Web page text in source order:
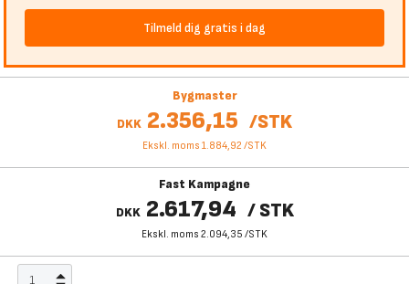
Tilmeld dig gratis i dag
Bygmaster
DKK 2.356,15 /STK
Ekskl. moms 1.884,92 /STK
Fast Kampagne
DKK 2.617,94 / STK
Ekskl. moms 2.094,35 /STK